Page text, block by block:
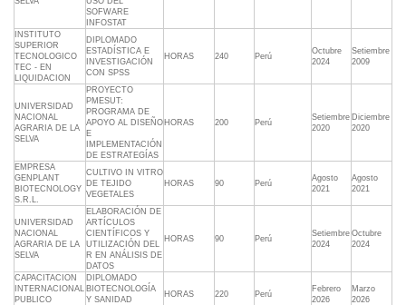
SOFWARE
INFOSTAT
INSTITUTO
SUPERIOR
TECNOLOGICO
TEC - EN
LIQUIDACION
DIPLOMADO
ESTADÍSTICA E
INVESTIGACIÓN
CON SPSS
HORAS 240 Perú
Octubre
2024
Setiembre
2009
UNIVERSIDAD
NACIONAL
AGRARIA DE LA
SELVA
PROYECTO
PMESUT:
PROGRAMA DE
APOYO AL DISEÑO
E
IMPLEMENTACIÓN
DE ESTRATEGÍAS
HORAS 200 Perú
Setiembre
2020
Diciembre
2020
EMPRESA
GENPLANT
BIOTECNOLOGY
S.R.L.
CULTIVO IN VITRO
DE TEJIDO
VEGETALES
HORAS 90 Perú
Agosto
2021
Agosto
2021
UNIVERSIDAD
NACIONAL
AGRARIA DE LA
SELVA
ELABORACIÓN DE
ARTÍCULOS
CIENTÍFICOS Y
UTILIZACIÓN DEL
R EN ANÁLISIS DE
DATOS
HORAS 90 Perú
Setiembre
2024
Octubre
2024
CAPACITACION
INTERNACIONAL
PUBLICO
DIPLOMADO
BIOTECNOLOGÍA
Y SANIDAD
HORAS 220 Perú
Febrero
2026
Marzo
2026